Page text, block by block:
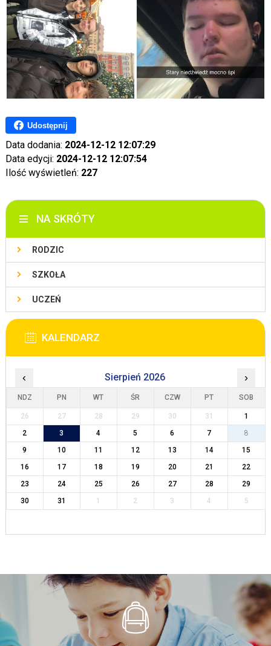
Udostępnij
Data dodania: 2024-12-12 12:07:29
Data edycji: 2024-12-12 12:07:54
Ilość wyświetleń: 227
NA SKRÓTY
RODZIC
SZKOŁA
UCZEŃ
KALENDARZ
‹ Sierpień 2026 ›
NDZ PN WT ŚR CZW PT SOB
26 27 28 29 30 31
1
2
3 4 5 6 7
8
9
10 11 12 13 14
15
16
17 18 19 20 21
22
23
24 25 26 27 28
29
30
31 1 2 3 4 5